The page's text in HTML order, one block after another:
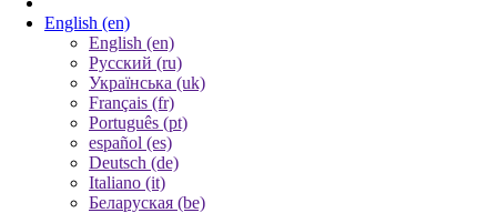
English (en)
English (en)
Русский (ru)
Українська (uk)
Français (fr)
Português (pt)
español (es)
Deutsch (de)
Italiano (it)
Беларуская (be)